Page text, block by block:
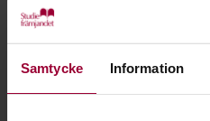
Samtycke Information
Erica Lindquist
Folkbildningsutvecklare -
Skicka e-post